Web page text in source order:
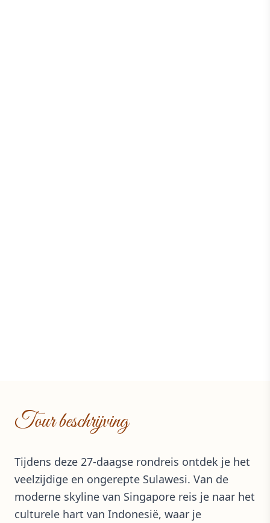
Tour beschrijving
Tijdens deze 27-daagse rondreis ontdek je het
veelzijdige en ongerepte Sulawesi. Van de
moderne skyline van Singapore reis je naar het
culturele hart van Indonesië, waar je